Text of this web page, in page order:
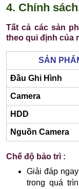
4. Chính
Tất cả các sản
theo qui định của
SẢN
Đầu Ghi Hình
Camera
HDD
Nguồn Camera
Chế độ bảo trì :
Giải đáp
trong quá